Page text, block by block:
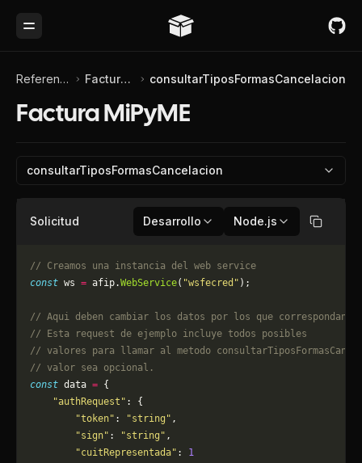
Toggle Menu
Referencia de API Factura MiPyME consultarTiposFormasCancelacion
Factura MiPyME
consultarTiposFormasCancelacion
Solicitud Desarrollo Node.js Copiar
// Creamos una instancia del web service
const ws = afip.WebService( "wsfecred" );
// Aqui deben cambiar los datos por los que correspondan.
// Esta request de ejemplo incluye todos posibles
// valores para llamar al metodo
// valor sea opcional.
const data = {
    "authRequest"
: {
        "token"
: "string" ,
        "sign"
: "string" ,
        "cuitRepresentada"
: 1